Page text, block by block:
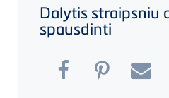
Dalytis straipsniu
spausdinti